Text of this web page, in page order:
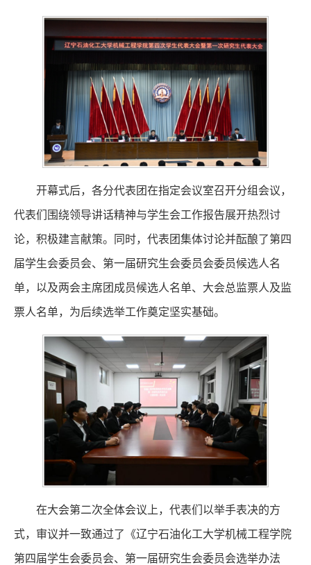
开幕式后，各分代表团在指定会议室召开分组会议，
代表们围绕领导讲话精神与学生会工作报告展开热烈讨
论，积极建言献策。同时，代表团集体讨论并酝酿了第四
届学生会委员会、第一届研究生会委员会委员候选人名
单，以及两会主席团成员候选人名单、大会总监票人及监
票人名单，为后续选举工作奠定坚实基础。
在大会第二次全体会议上，代表们以举手表决的方
式，审议并一致通过了《辽宁石油化工大学机械工程学院
第四届学生会委员会、第一届研究生会委员会选举办法